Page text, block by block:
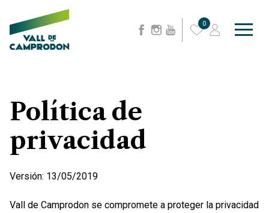
0
Política de
privacidad
Versión: 13/05/2019
Vall de Camprodon se compromete a proteger la privacidad